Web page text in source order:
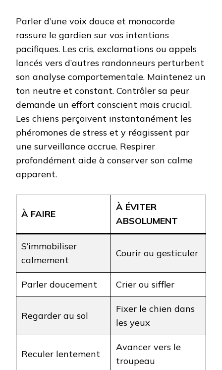
Parler d’une voix douce et monocorde
rassure le gardien sur vos intentions
pacifiques. Les cris, exclamations ou appels
lancés vers d’autres randonneurs perturbent
son analyse comportementale. Maintenez un
ton neutre et constant. Contrôler sa peur
demande un effort conscient mais crucial.
Les chiens perçoivent instantanément les
phéromones de stress et y réagissent par
une surveillance accrue. Respirer
profondément aide à conserver son calme
apparent.
À FAIRE
À ÉVITER
ABSOLUMENT
S’immobiliser
calmement
Courir ou gesticuler
Parler doucement Crier ou siffler
Regarder au sol
Fixer le chien dans
les yeux
Reculer lentement
Avancer vers le
troupeau